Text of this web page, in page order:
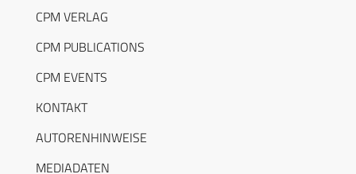
CPM VERLAG
CPM PUBLICATIONS
CPM EVENTS
KONTAKT
AUTORENHINWEISE
MEDIADATEN